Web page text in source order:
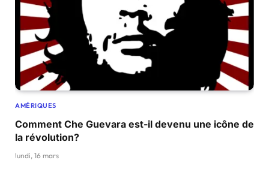
AMÉRIQUES
Comment Che Guevara est-il devenu une icône de
la révolution?
lundi, 16 mars